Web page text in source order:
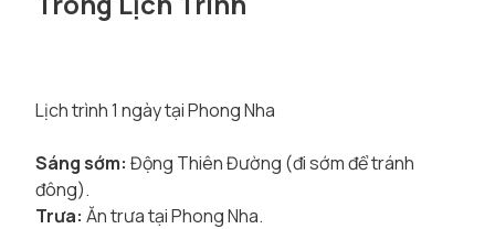
Lịch trình 1 ngày tại Phong Nha
Sáng sớm: Động Thiên Đường (đi sớm để tránh
đông).
Trưa: Ăn trưa tại Phong Nha.